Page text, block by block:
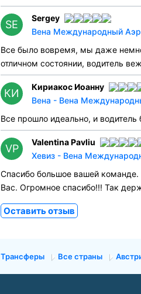
SE
Sergey
Вена Международный
Все было вовремя, мы даже
отличном состоянии, водитель
КИ
Кириакос Иоанну
Вена - Вена
Все прошло идеально, и водитель
VP
Valentina Pavliu
Хевиз - Вена
Спасибо большое вашей
Вас. Огромное спасибо!!! Так
Оставить отзыв
Трансферы Все страны